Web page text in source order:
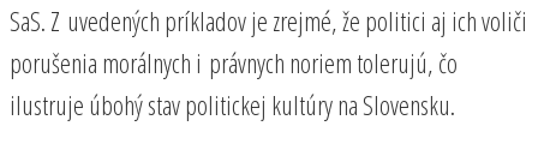
SaS. Z uvedených príkladov je zrejmé, že politici aj ich voliči
porušenia morálnych i právnych noriem tolerujú, čo
ilustruje úbohý stav politickej kultúry na Slovensku.